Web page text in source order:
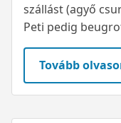
szállást (agyő
Peti pedig
Tovább